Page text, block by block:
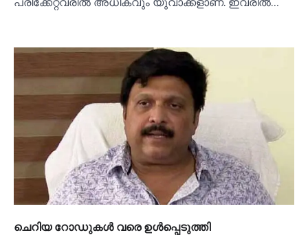
ചെറിയ റോഡുകള്‍ വരെ ഉള്‍പ്പെടുത്തി